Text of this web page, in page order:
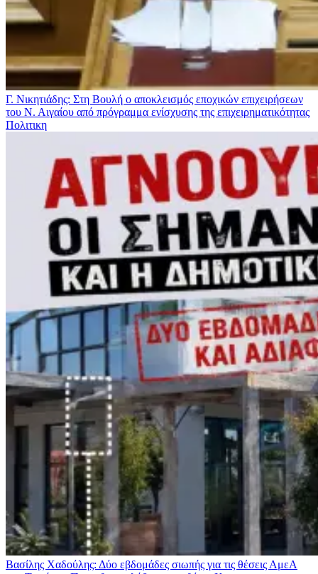
Γ. Νικητιάδης: Στη Βουλή ο αποκλεισμός εποχικών επιχειρήσεων
του Ν. Αιγαίου από πρόγραμμα ενίσχυσης της επιχειρηματικότητας
Πολιτικη
Βασίλης Χαδούλης: Δύο εβδομάδες σιωπής για τις θέσεις ΑμεΑ